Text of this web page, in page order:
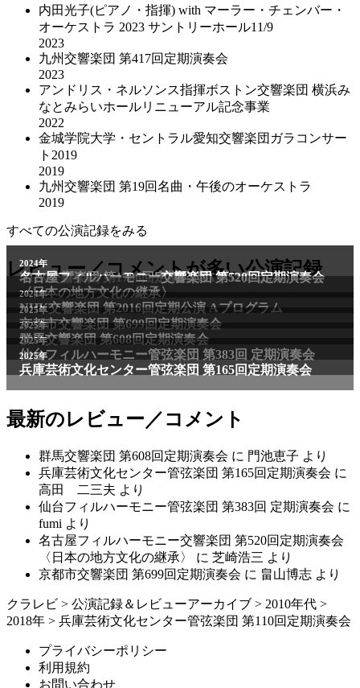
内田光子(ピアノ・指揮) with マーラー・チェンバー・
オーケストラ 2023 サントリーホール11/9
2023
九州交響楽団 第417回定期演奏会
2023
アンドリス・ネルソンス指揮ボストン交響楽団 横浜み
なとみらいホールリニューアル記念事業
2022
金城学院大学・セントラル愛知交響楽団ガラコンサー
ト2019
2019
九州交響楽団 第19回名曲・午後のオーケストラ
2019
すべての公演記録をみる
レビュー／コメントが多い公演記録
2011年
NHK交響楽団 第1706回定期公演Aプログラム
2024年
名古屋フィルハーモニー交響楽団 第520回定期演奏会
〈日本の地方文化の継承〉
2024年
NHK交響楽団 第2016回定期公演 Aプログラム
2025年
京都市交響楽団 第699回定期演奏会
2025年
群馬交響楽団 第608回定期演奏会
2025年
仙台フィルハーモニー管弦楽団 第383回 定期演奏会
2025年
兵庫芸術文化センター管弦楽団 第165回定期演奏会
最新のレビュー／コメント
群馬交響楽団 第608回定期演奏会 に 門池恵子 より
兵庫芸術文化センター管弦楽団 第165回定期演奏会 に
高田 二三夫 より
仙台フィルハーモニー管弦楽団 第383回 定期演奏会 に
fumi より
名古屋フィルハーモニー交響楽団 第520回定期演奏会
〈日本の地方文化の継承〉
に 芝崎浩三 より
京都市交響楽団 第699回定期演奏会 に 畠山博志 より
クラレビ > 公演記録＆レビューアーカイブ > 2010年代 >
2018年 > 兵庫芸術文化センター管弦楽団 第110回定期演奏会
プライバシーポリシー
利用規約
お問い合わせ